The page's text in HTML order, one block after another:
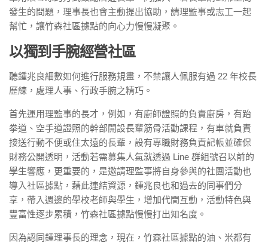
發生的問題，理事長也會主動提出協助，請理監事或志工一起
幫忙，讓竹森社區據點的向心力慢慢凝聚。
以獨到手腕經營社區
聽鍾兆良細數如何進行服務規畫，不禁讓人佩服有過 22 年校長
歷練，處理人事、行政手腕之精巧。
首先運用理監事的長才，例如，有廚師證照的負責廚房，有跆
拳道、空手道證照的幹部開設長輩筋骨活動課程，有車就負責
接送行動不便或住太遠的長輩，設有專職財務負責記帳並確保
財務公開透明，活動若需募集人氣就透過 Line 群組號召以前的
學生響應，更重要的，是邀請理監事將自身參與的社團活動也
導入社區據點，藉此連結資源，鍾兆良也和過去的同事們分
享，帶入週邊的學校老師與學生，增加代間互動，活動特色與
豐富性逐步累積，竹森社區據點慢慢打出知名度。
因為認同鍾理事長的理念，現在，竹森社區據點的油、米都有